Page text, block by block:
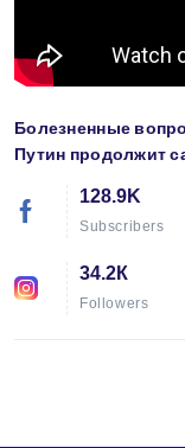
Болезненные
Путин продолжит
128.9K
Subscribers
34.2К
Followers